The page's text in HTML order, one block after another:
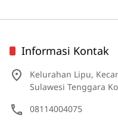
Informasi Kontak
Kelurahan Lipu,
Sulawesi Tenggara
08114004075